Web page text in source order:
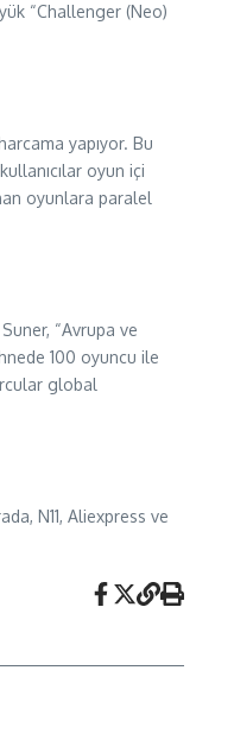
“Challenger (Neo)
yapıyor. Bu
oyun içi
oyunlara paralel
“Avrupa ve
100 oyuncu ile
global
N11, Aliexpress ve